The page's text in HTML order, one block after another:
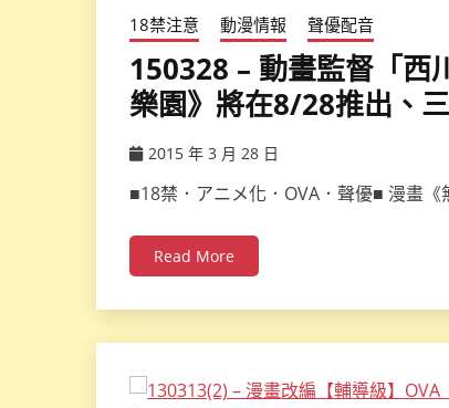
18禁注意 動漫情報 聲優配音
150328 – 動畫監督「西
樂園》將在8/28推出、
2015 年 3 月 28 日
■18禁．アニメ化．OVA．聲優■ 漫畫
Read More